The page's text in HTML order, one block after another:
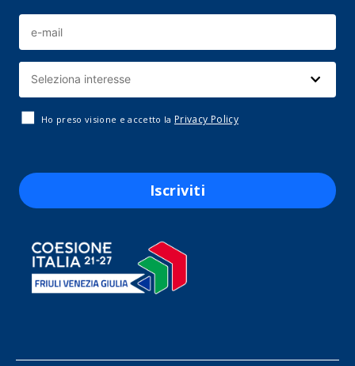
Ho preso visione e accetto la Privacy Policy
Iscriviti